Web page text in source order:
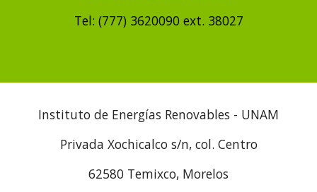
Tel: (777) 3620090 ext. 38027
Instituto de Energías Renovables - UNAM
Privada Xochicalco s/n, col. Centro
62580 Temixco, Morelos